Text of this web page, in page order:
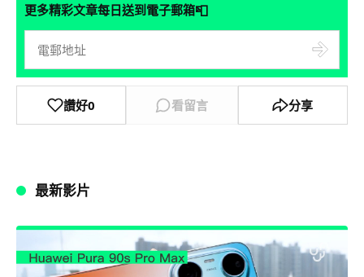
更多精彩文章每日送到電子郵箱📮
讚好0 看留言 分享
最新影片